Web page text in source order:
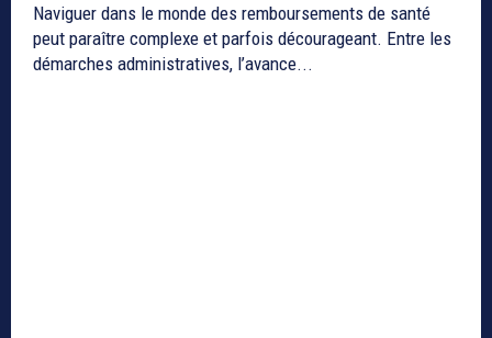
Naviguer dans le monde des remboursements de santé
peut paraître complexe et parfois décourageant. Entre les
démarches administratives, l’avance...